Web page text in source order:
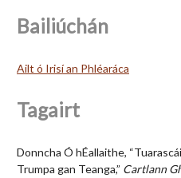
Bailiúchán
Ailt ó Irisí an Phléaráca
Tagairt
Donncha Ó hÉallaithe,
Trumpa gan Teanga,” Cartlann